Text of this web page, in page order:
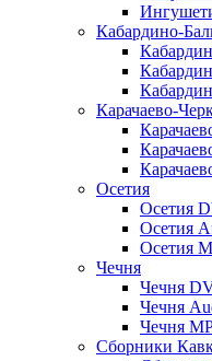
Кабардино-
Карачаево-
Осетия
Осетия
Осетия
Осетия
Чечня
Чечня
Чечня
Чечня
Сборники